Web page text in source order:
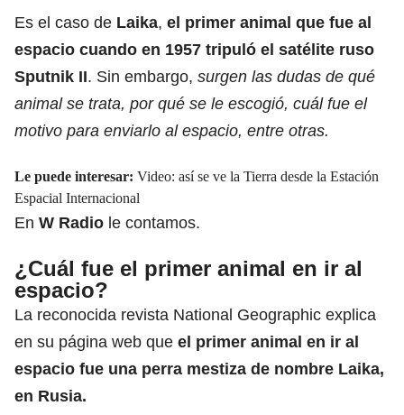
Es el caso de Laika, el primer animal que fue al
espacio cuando en 1957 tripuló el satélite ruso
Sputnik II. Sin embargo, surgen las dudas de qué
animal se trata, por qué se le escogió, cuál fue el
motivo para enviarlo al espacio, entre otras.
Le puede interesar: Video: así se ve la Tierra desde la Estación
Espacial Internacional
En W Radio le contamos.
¿Cuál fue el primer animal en ir al
espacio?
La reconocida revista National Geographic explica
en su página web que el primer animal en ir al
espacio fue una perra mestiza de nombre Laika,
en Rusia.